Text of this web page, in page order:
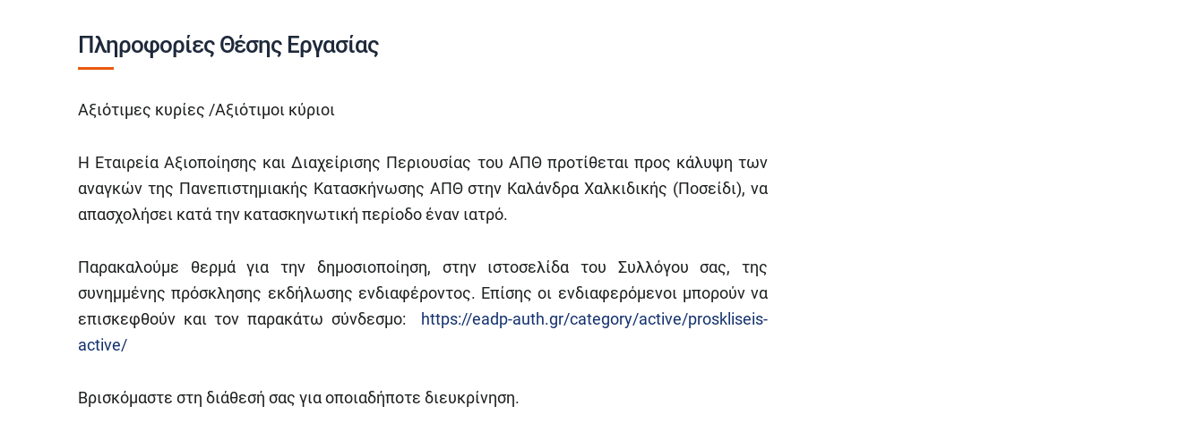
Πληροφορίες Θέσης Εργασίας
Αξιότιμες κυρίες /Αξιότιμοι κύριοι
Η Εταιρεία Αξιοποίησης και Διαχείρισης Περιουσίας του ΑΠΘ προτίθεται προς κάλυψη των
αναγκών της Πανεπιστημιακής Κατασκήνωσης ΑΠΘ στην Καλάνδρα Χαλκιδικής (Ποσείδι), να
απασχολήσει κατά την κατασκηνωτική περίοδο έναν ιατρό.
Παρακαλούμε θερμά για την δημοσιοποίηση, στην ιστοσελίδα του Συλλόγου σας, της
συνημμένης πρόσκλησης εκδήλωσης ενδιαφέροντος. Επίσης οι ενδιαφερόμενοι μπορούν να
επισκεφθούν και τον παρακάτω σύνδεσμο: https://eadp-auth.gr/category/active/proskliseis-
active/
Βρισκόμαστε στη διάθεσή σας για οποιαδήποτε διευκρίνηση.